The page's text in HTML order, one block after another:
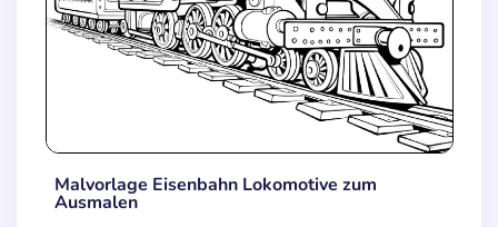
Malvorlage Eisenbahn Lokomotive zum
Ausmalen